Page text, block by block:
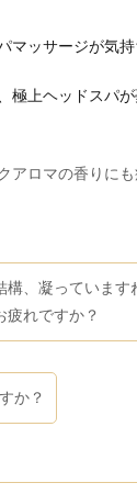
マッサージが気持
極上ヘッドスパ
アロマの香りにも
構、凝っています
疲れですか？
か？